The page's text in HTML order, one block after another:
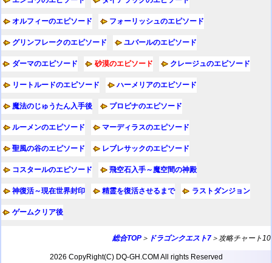
オルフィーのエピソード フォーリッシュのエピソード
グリンフレークのエピソード ユバールのエピソード
ダーマのエピソード 砂漠のエピソード クレージュのエピソード
リートルードのエピソード ハーメリアのエピソード
魔法のじゅうたん入手後 プロビナのエピソード
ルーメンのエピソード マーディラスのエピソード
聖風の谷のエピソード レブレサックのエピソード
コスタールのエピソード 飛空石入手～魔空間の神殿
神復活～現在世界封印 精霊を復活させるまで ラストダンジョン
ゲームクリア後
総合TOP ＞ ドラゴンクエスト7 ＞攻略チャート10
2026 CopyRight(C) DQ-GH.COM All rights Reserved